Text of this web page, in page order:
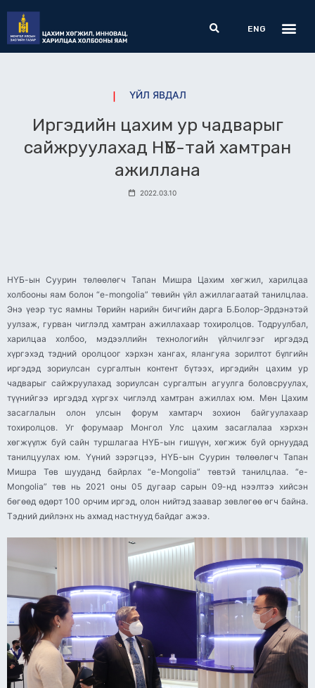
content
Search
ENG
ҮЙЛ ЯВДАЛ
Иргэдийн цахим ур чадварыг
сайжруулахад НҮБ-тай хамтран
ажиллана
2022.03.10
НҮБ-ын Суурин төлөөлөгч Тапан Мишра Цахим хөгжил, харилцаа
холбооны яам болон “e-mongolia” төвийн үйл ажиллагаатай танилцлаа.
Энэ үеэр тус яамны Төрийн нарийн бичгийн дарга Б.Болор-Эрдэнэтэй
уулзаж, гурван чиглэлд хамтран ажиллахаар тохиролцов. Тодруулбал,
харилцаа холбоо, мэдээллийн технологийн үйлчилгээг иргэдэд
хүргэхэд тэдний оролцоог хэрхэн хангах, ялангуяа зорилтот бүлгийн
иргэдэд зориулсан сургалтын контент бүтээх, иргэдийн цахим ур
чадварыг сайжруулахад зориулсан сургалтын агуулга боловсруулах,
түүнийгээ иргэдэд хүргэх чиглэлд хамтран ажиллах юм. Мөн Цахим
засаглалын олон улсын форум хамтарч зохион байгуулахаар
тохиролцов. Уг форумаар Монгол Улс цахим засаглалаа хэрхэн
хөгжүүлж буй сайн туршлагаа НҮБ-ын гишүүн, хөгжиж буй орнуудад
танилцуулах юм. Үүний зэрэгцээ, НҮБ-ын Суурин төлөөлөгч Тапан
Мишра Төв шууданд байрлах “e-Mongolia” төвтэй танилцлаа. “e-
Mongolia” төв нь 2021 оны 05 дугаар сарын 09-нд нээлтээ хийсэн
бөгөөд өдөрт 100 орчим иргэд, олон нийтэд заавар зөвлөгөө өгч байна.
Тэдний дийлэнх нь ахмад настнууд байдаг ажээ.